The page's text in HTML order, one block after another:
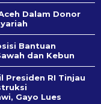
Dalam Donor
Bantuan
dan Kebun
Presiden RI Tinjau
Gayo Lues